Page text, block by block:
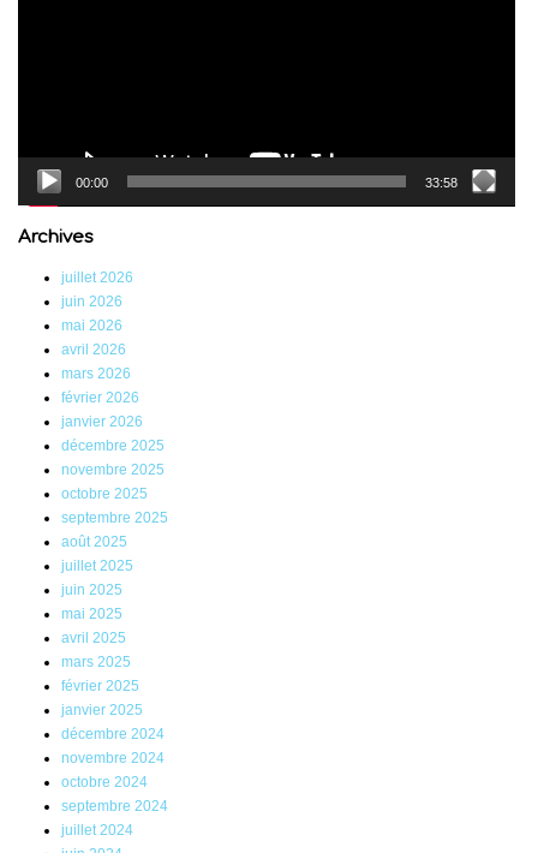
00:00 33:58
Archives
juillet 2026
juin 2026
mai 2026
avril 2026
mars 2026
février 2026
janvier 2026
décembre 2025
novembre 2025
octobre 2025
septembre 2025
août 2025
juillet 2025
juin 2025
mai 2025
avril 2025
mars 2025
février 2025
janvier 2025
décembre 2024
novembre 2024
octobre 2024
septembre 2024
juillet 2024